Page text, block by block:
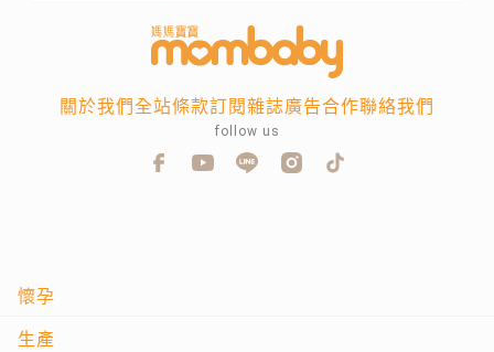
懷孕
生產
關於我們全站條款訂閱雜誌廣告合作聯絡我們
follow us